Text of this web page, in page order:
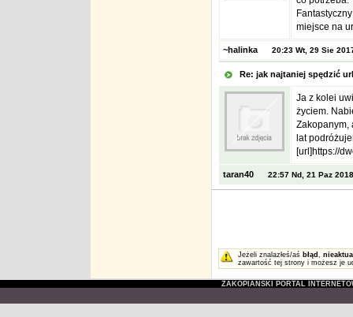
miejsce na
~halinka 20:23 Wt, 29 Sie
Re: jak najtaniej spędzić
Ja z kolei
życiem.
Zakopanym,
lat
[url]https://
taran40 22:57 Nd, 21 Paz 2018
Jeżeli znalazłeś/aś błąd ,
zawartość tej strony i możesz je
ZAKOPIAŃSKI PORTAL